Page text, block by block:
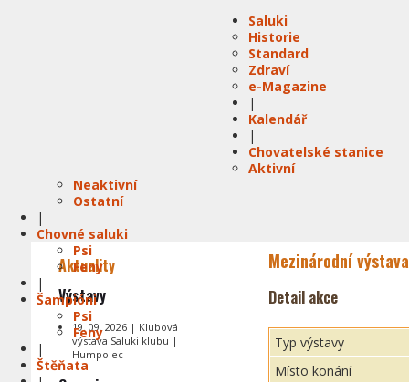
Saluki
Historie
Standard
Zdraví
e-Magazine
|
Kalendář
|
Chovatelské stanice
Aktivní
Neaktivní
Ostatní
|
Chovné saluki
Psi
Feny
|
Šampióni
Psi
Feny
|
Štěňata
Mezinárodní
Detail akce
Typ výstavy
Místo konání
Aktuality
Výstavy
19. 09. 2026 | Klubová
výstava Saluki klubu |
Humpolec